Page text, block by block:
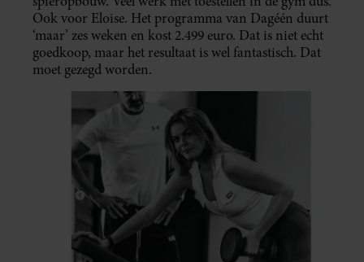
Ook voor Eloise. Het programma van Dagéén duurt
‘maar’ zes weken en kost 2.499 euro. Dat is niet echt
goedkoop, maar het resultaat is wel fantastisch. Dat
moet gezegd worden.